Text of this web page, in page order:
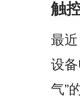
触
最
设
气”